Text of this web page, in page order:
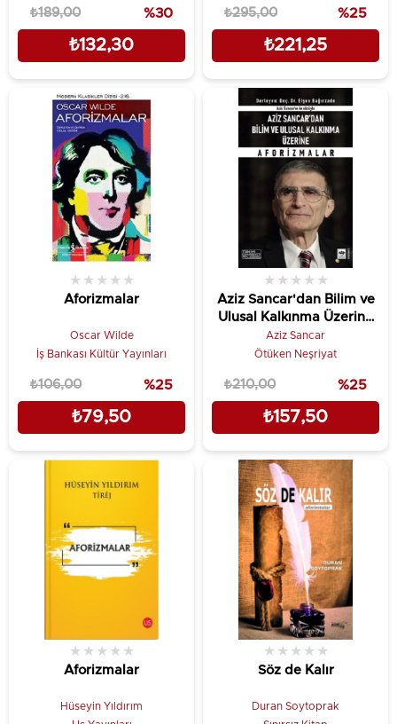
₺132,30
₺189,00 %30
₺221,25
₺295,00 %25
Aforizmalar
★ ★ ★ ★ ★
Oscar Wilde
İş Bankası Kültür Yayınları
₺79,50
₺106,00 %25
Aziz Sancar'dan Bilim ve
Ulusal Kalkınma Üzerine
Aforizmalar
★ ★ ★ ★ ★
Aziz Sancar
Ötüken Neşriyat
₺157,50
₺210,00 %25
Aforizmalar
★ ★ ★ ★ ★
Hüseyin Yıldırım
Söz de Kalır
★ ★ ★ ★ ★
Duran Soytoprak